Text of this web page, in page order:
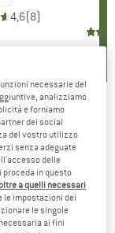
4,6(8)
6 -
necessarie del
analizziamo
e forniamo
dei social
del vostro utilizzo
senza adeguate
delle
proceda in questo
a quelli necessari
le impostazioni dei
le singole
ai fini